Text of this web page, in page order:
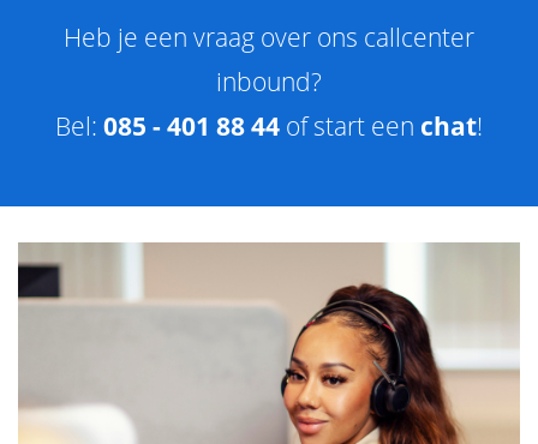
Heb je een vraag over ons callcenter
inbound?
Bel: 085 - 401 88 44 of start een chat!